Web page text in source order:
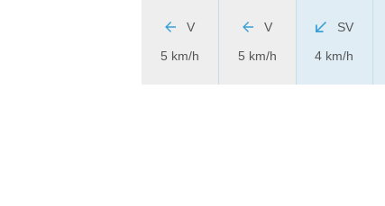
V
5 km/h
V
5 km/h
SV
4 km/h